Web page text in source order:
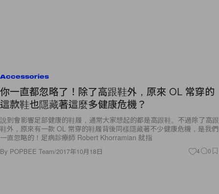
Accessories
你一直都忽略了！除了高跟鞋外，原來 OL 常穿的
這款鞋也隱藏著這麼多健康危機？
說到會影響足部健康的鞋履，通常大家想起的都是高跟鞋。不過除了高跟
鞋外，原來有一款 OL 常穿的鞋履背後同樣隱藏著不少健康危機，是我們
一直忽略的！足病診療師 Robert Khorramian 就指
By POPBEE Team/2017年10月18日 4 0